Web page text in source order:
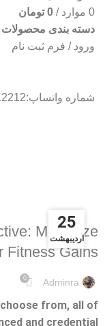
0 موارد /
0 تومان
دسته بندی محصولات
ورود / فرم ثبت نام
شماره واتساپ:07191012212
25
اردیبهشت
REVIEWS
Maximize
Fitness Gains
Adminra
0
from, all of
and credential...
25
اردیبهشت